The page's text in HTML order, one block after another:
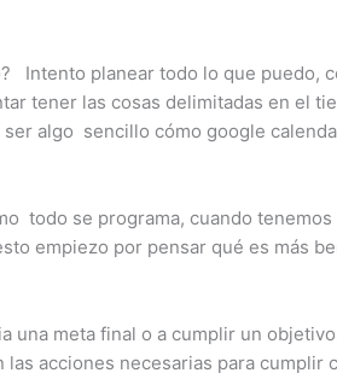
Intento planear todo lo que puedo,
tener las cosas delimitadas en el
algo sencillo cómo google
todo se programa, cuando tenemos
empiezo por pensar qué es más
una meta final o a cumplir un
acciones necesarias para cumplir